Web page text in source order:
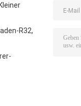
R32,